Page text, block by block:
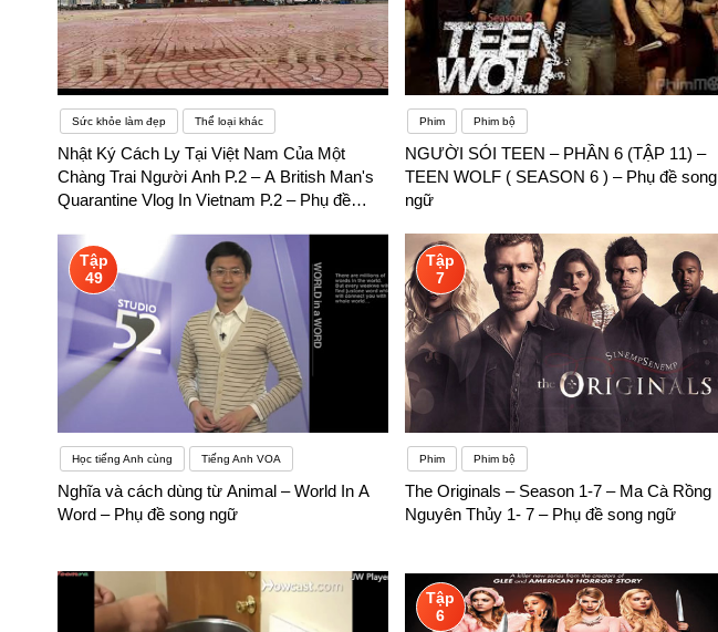
Sức khỏe làm đẹp Thể loại khác
Nhật Ký Cách Ly Tại Việt Nam Của Một
Chàng Trai Người Anh P.2 – A British Man's
Quarantine Vlog In Vietnam P.2 – Phụ đề
Phim Phim bộ
NGƯỜI SÓI TEEN – PHẦN 6 (TẬP 11) –
TEEN WOLF ( SEASON 6 ) – Phụ đề song
ngữ
Tập
49
Học tiếng Anh cùng Tiếng Anh VOA
Nghĩa và cách dùng từ Animal – World In A
Word – Phụ đề song ngữ
Tập
7
Phim Phim bộ
The Originals – Season 1-7 – Ma Cà Rồng
Nguyên Thủy 1- 7 – Phụ đề song ngữ
Tập
6